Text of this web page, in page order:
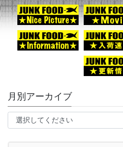
月別アーカイブ